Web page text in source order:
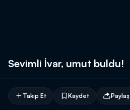
Sevimli İvar, umut buldu!
Takip Et Kaydet Paylaş